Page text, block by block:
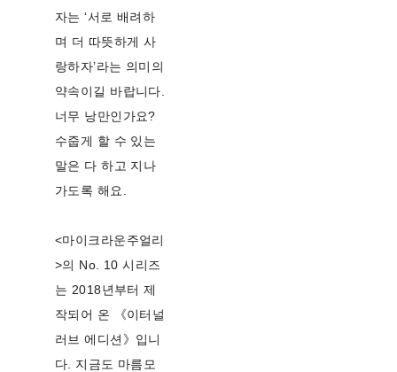
자는 ‘서로 배려하
며 더 따뜻하게 사
랑하자’라는 의미의
약속이길 바랍니다.
너무 낭만인가요?
수줍게 할 수 있는
말은 다 하고 지나
가도록 해요.
<마이크라운주얼리
>의 No. 10 시리즈
는 2018년부터 제
작되어 온 《이터널
러브 에디션》입니
다. 지금도 마름모